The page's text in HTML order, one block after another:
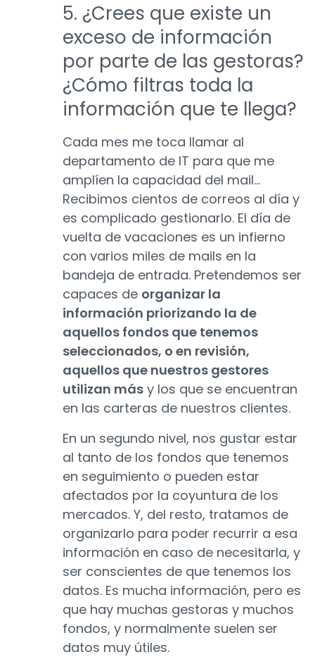
5. ¿Crees que existe un
exceso de información
por parte de las gestoras?
¿Cómo filtras toda la
información que te llega?
Cada mes me toca llamar al
departamento de IT para que me
amplíen la capacidad del mail…
Recibimos cientos de correos al día y
es complicado gestionarlo. El día de
vuelta de vacaciones es un infierno
con varios miles de mails en la
bandeja de entrada. Pretendemos ser
capaces de organizar la
información priorizando la de
aquellos fondos que tenemos
seleccionados, o en revisión,
aquellos que nuestros gestores
utilizan más y los que se encuentran
en las carteras de nuestros clientes.
En un segundo nivel, nos gustar estar
al tanto de los fondos que tenemos
en seguimiento o pueden estar
afectados por la coyuntura de los
mercados. Y, del resto, tratamos de
organizarlo para poder recurrir a esa
información en caso de necesitarla, y
ser conscientes de que tenemos los
datos. Es mucha información, pero es
que hay muchas gestoras y muchos
fondos, y normalmente suelen ser
datos muy útiles.